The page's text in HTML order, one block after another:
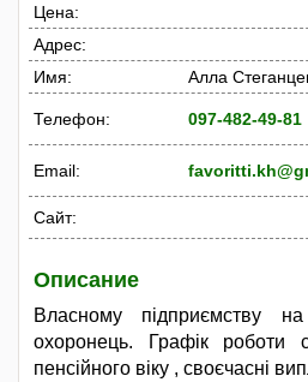
Цена:
Адрес:
Имя:
Алла
Телефон: 097-482-49-81
Email:
Сайт:
Описание
Власному підприємству
охоронець. Графік
пенсійного віку , своєчасні